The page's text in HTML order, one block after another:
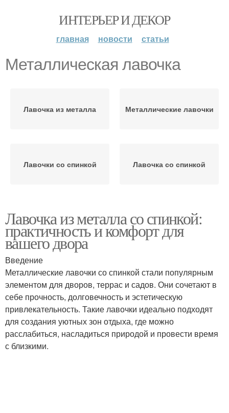
ИНТЕРЬЕР И ДЕКОР
главная новости статьи
Металлическая лавочка
Лавочка из металла Металлические лавочки
Лавочки со спинкой Лавочка со спинкой
Лавочка из металла со спинкой:
практичность и комфорт для
вашего двора
Введение
Металлические лавочки со спинкой стали популярным
элементом для дворов, террас и садов. Они сочетают в
себе прочность, долговечность и эстетическую
привлекательность. Такие лавочки идеально подходят
для создания уютных зон отдыха, где можно
расслабиться, насладиться природой и провести время
с близкими.